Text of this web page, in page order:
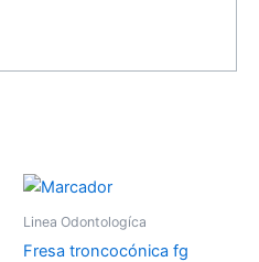
Linea Odontologíca
Fresa troncocónica fg